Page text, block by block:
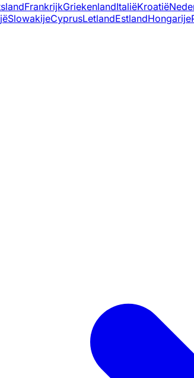
FrankrijkGriekenlandItaliëKroatië
SlowakijeCyprusLetlandEstlandHongarije